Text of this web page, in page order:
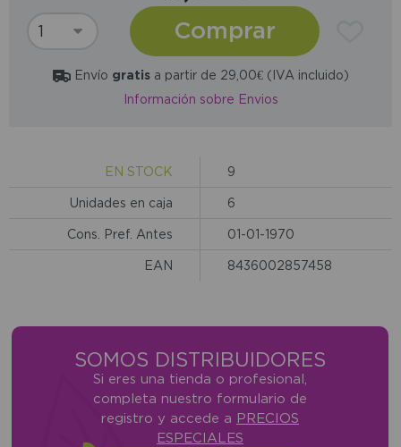
Comprar
Envío gratisa partir de 29,00€ (IVA incluido)
Información sobre Envios
EN STOCK 9
Unidades en caja 6
Cons. Pref. Antes 01-01-1970
EAN 8436002857458
SOMOS DISTRIBUIDORES
Si eres una tienda o profesional,
completa nuestro formulario de
registro y accede a PRECIOS
ESPECIALES